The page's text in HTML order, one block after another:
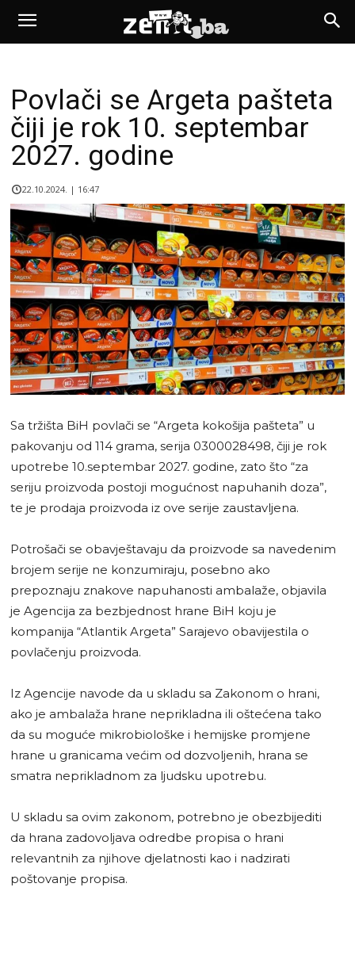
Povlači se Argeta pašteta
čiji je rok 10. septembar
2027. godine
22.10.2024. | 16:47
Sa tržišta BiH povlači se “Argeta kokošija pašteta” u
pakovanju od 114 grama, serija 0300028498, čiji je rok
upotrebe 10.septembar 2027. godine, zato što “za
seriju proizvoda postoji mogućnost napuhanih doza”,
te je prodaja proizvoda iz ove serije zaustavljena.
Potrošači se obavještavaju da proizvode sa navedenim
brojem serije ne konzumiraju, posebno ako
prepoznaju znakove napuhanosti ambalaže, objavila
je Agencija za bezbjednost hrane BiH koju je
kompanija “Atlantik Argeta” Sarajevo obavijestila o
povlačenju proizvoda.
Iz Agencije navode da u skladu sa Zakonom o hrani,
ako je ambalaža hrane neprikladna ili oštećena tako
da su moguće mikrobiološke i hemijske promjene
hrane u granicama većim od dozvoljenih, hrana se
smatra neprikladnom za ljudsku upotrebu.
U skladu sa ovim zakonom, potrebno je obezbijediti
da hrana zadovoljava odredbe propisa o hrani
relevantnih za njihove djelatnosti kao i nadzirati
poštovanje propisa.